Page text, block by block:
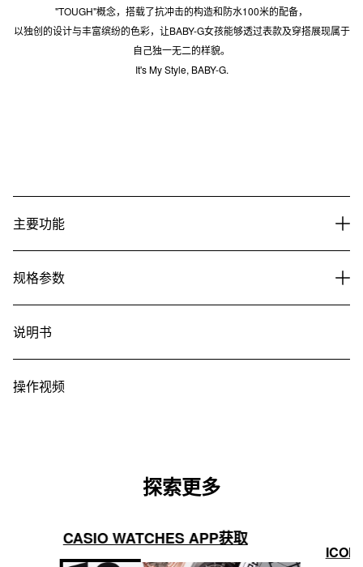
"TOUGH"概念，搭载了抗冲击的构造和防水100米的配备，
以独创的设计与丰富缤纷的色彩，让BABY-G女孩能够透过表款及穿搭展现属于
自己独一无二的样貌。
It's My Style, BABY-G.
主要功能
规格参数
说明书
操作视频
探索更多
CASIO WATCHES APP获取